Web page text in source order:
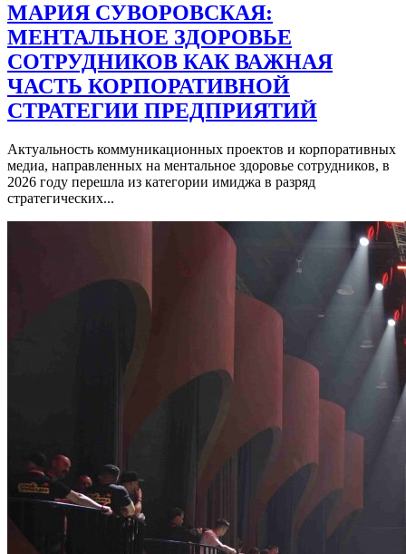
МАРИЯ СУВОРОВСКАЯ:
МЕНТАЛЬНОЕ ЗДОРОВЬЕ
СОТРУДНИКОВ КАК ВАЖНАЯ
ЧАСТЬ КОРПОРАТИВНОЙ
СТРАТЕГИИ ПРЕДПРИЯТИЙ
Актуальность коммуникационных проектов и корпоративных
медиа, направленных на ментальное здоровье сотрудников, в
2026 году перешла из категории имиджа в разряд
стратегических...